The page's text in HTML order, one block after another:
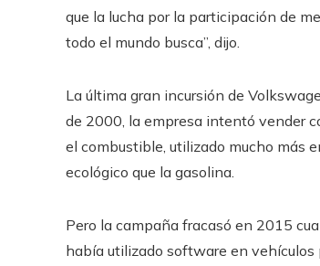
que la lucha por la participación de
todo el mundo busca”, dijo.
La última gran incursión de
de 2000, la empresa intentó vender
el combustible, utilizado mucho más
ecológico que la gasolina.
Pero la campaña fracasó en 2015
había utilizado software en vehículos